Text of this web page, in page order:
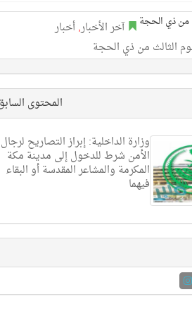
آخر الأخبار,أخبار
المحتوى
وزارة الداخلية: إبراز التصاريح لرجال
الأمن شرط للدخول إلى مدينة مكة
المكرمة والمشاعر المقدسة أو البقاء
فيهما